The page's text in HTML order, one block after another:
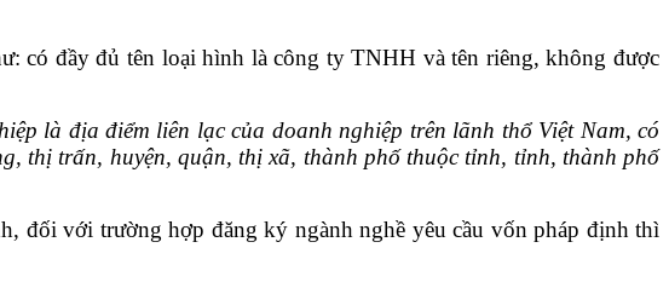
có đầy đủ tên loại hình là công ty TNHH và tên riêng, không được
là địa điểm liên lạc của doanh nghiệp trên lãnh thổ Việt Nam, có
thị trấn, huyện, quận, thị xã, thành phố thuộc tỉnh, tỉnh, thành phố
đối với trường hợp đăng ký ngành nghề yêu cầu vốn pháp định thì